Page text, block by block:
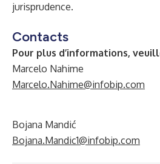
jurisprudence.
Contacts
Pour plus d’informations,
Marcelo Nahime
Marcelo.Nahime@infobip.com
Bojana Mandić
Bojana.Mandic1@infobip.com